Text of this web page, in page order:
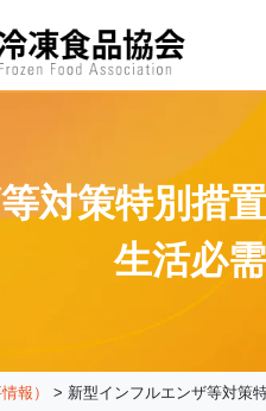
対策特別措
生活必
報） > 新型インフルエンザ等対策